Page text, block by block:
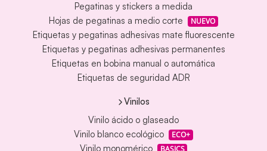
Pegatinas y stickers a medida
Hojas de pegatinas a medio corte
NUEVO
Etiquetas y pegatinas adhesivas mate fluorescente
Etiquetas y pegatinas adhesivas permanentes
Etiquetas en bobina manual o automática
Etiquetas de seguridad ADR
Vinilos
Vinilo ácido o glaseado
Vinilo blanco ecológico
ECO+
Vinilo monomérico BASICS